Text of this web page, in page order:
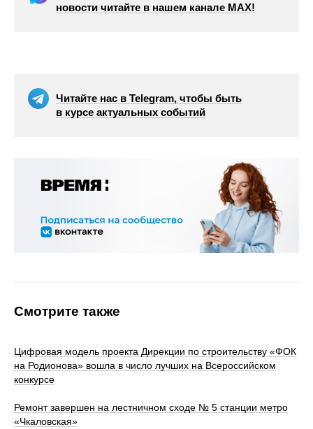
новости читайте в нашем канале МАХ!
Читайте нас в Telegram, чтобы быть
в курсе актуальных событий
Смотрите также
Цифровая модель проекта Дирекции по строительству «ФОК
на Родионова» вошла в число лучших на Всероссийском
конкурсе
Ремонт завершен на лестничном сходе № 5 станции метро
«Чкаловская»